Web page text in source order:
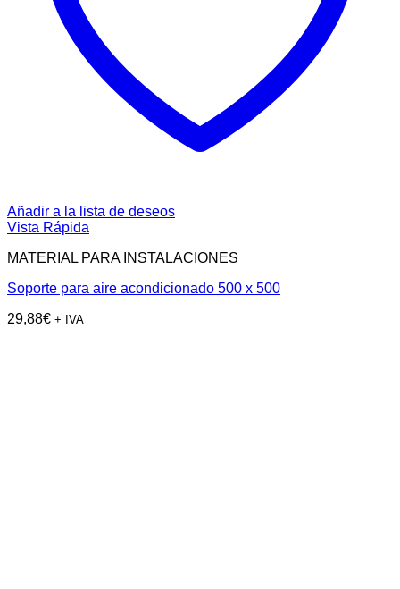
Añadir a la lista de deseos
Vista Rápida
MATERIAL PARA INSTALACIONES
Soporte para aire acondicionado 500 x 500
29,88€ + IVA